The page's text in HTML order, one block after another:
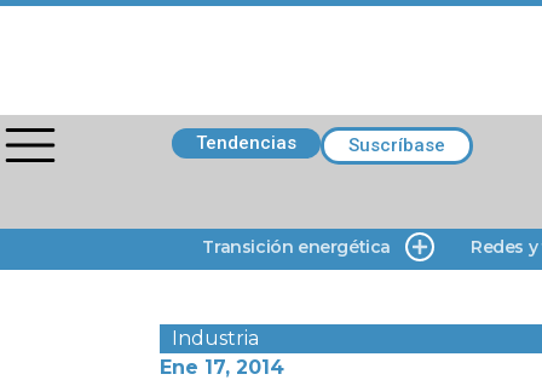
Tendencias Suscríbase
Transición energética Redes
Industria
Ene 17, 2014